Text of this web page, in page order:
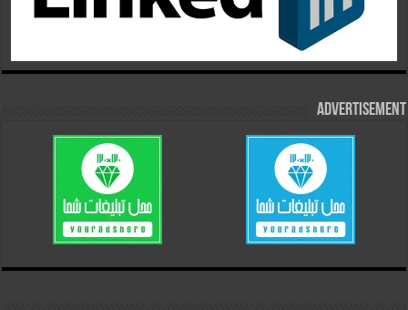
Advertisement